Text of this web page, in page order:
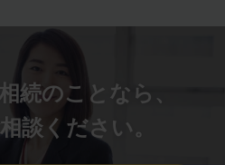
続のことなら、
談ください。